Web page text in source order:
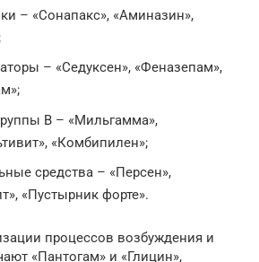
– «Сонапакс», «Аминазин»,
– «Седуксен», «Феназепам»,
В – «Мильгамма»,
«Комбипилен»;
средства – «Персен»,
«Пустырник форте».
процессов возбуждения и
«Пантогам» и «Глицин»,